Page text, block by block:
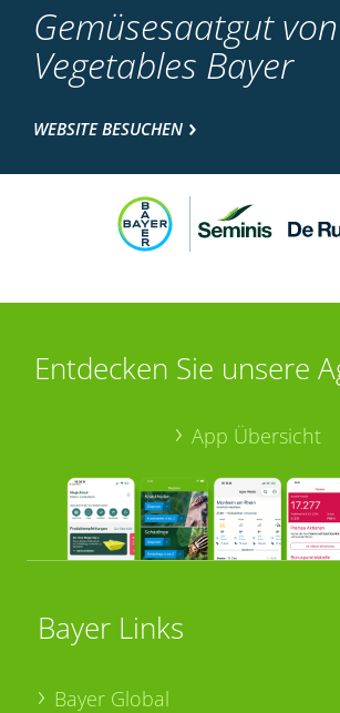
Gemüsesaatgut von
Vegetables Bayer
WEBSITE BESUCHEN
Entdecken Sie unsere
App Übersicht
Bayer Links
Bayer Global